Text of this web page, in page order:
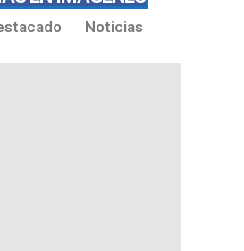
Noticias